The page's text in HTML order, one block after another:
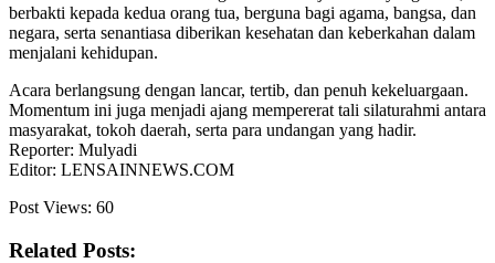
berbakti kepada kedua orang tua, berguna bagi agama, bangsa, dan
negara, serta senantiasa diberikan kesehatan dan keberkahan dalam
menjalani kehidupan.
Acara berlangsung dengan lancar, tertib, dan penuh kekeluargaan.
Momentum ini juga menjadi ajang mempererat tali silaturahmi antara
masyarakat, tokoh daerah, serta para undangan yang hadir.
Reporter: Mulyadi
Editor: LENSAINNEWS.COM
Post Views: 60
Related Posts: